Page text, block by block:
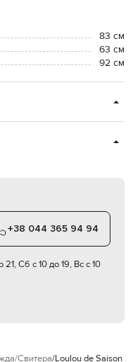
83 см
63 см
92 см
+38 044 365 94 94
21, Сб с 10 до 19, Вс с 10
Свитера Loulou de Saison